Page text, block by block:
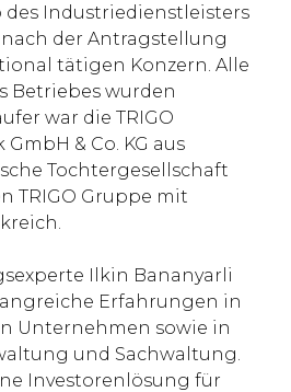
des Industriedienstleisters
der Antragstellung
tätigen Konzern. Alle
Betriebes wurden
war die TRIGO
& Co. KG aus
Tochtergesellschaft
TRIGO Gruppe mit
Ilkin Bananyarli
Erfahrungen in
Unternehmen sowie in
und Sachwaltung.
Investorenlösung für